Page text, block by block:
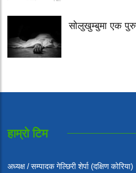
सोलुखुम्बुमा एक
हाम्रो टिम
अध्यक्ष / सम्पादक गेल्छिरी शेर्पा (दक्षिण कोरिया)